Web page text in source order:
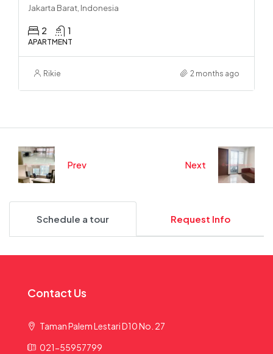
Jakarta Barat, Indonesia
2 1
APARTMENT
Rikie 2 months ago
Prev Next
Schedule a tour Request Info
Contact Us
Taman Palem Lestari D10 No. 27
021-55957799